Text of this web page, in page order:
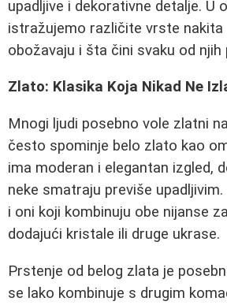
upadljive i dekorativne detalje. U
istražujemo različite vrste nakita
obožavaju i šta čini svaku od njih
Zlato: Klasika Koja Nikad Ne
Mnogi ljudi posebno vole zlatni
često spominje belo zlato kao
ima moderan i elegantan izgled,
neke smatraju previše
i oni koji kombinuju obe nijanse
dodajući kristale ili druge ukrase.
Prstenje od belog zlata je
se lako kombinuje s drugim